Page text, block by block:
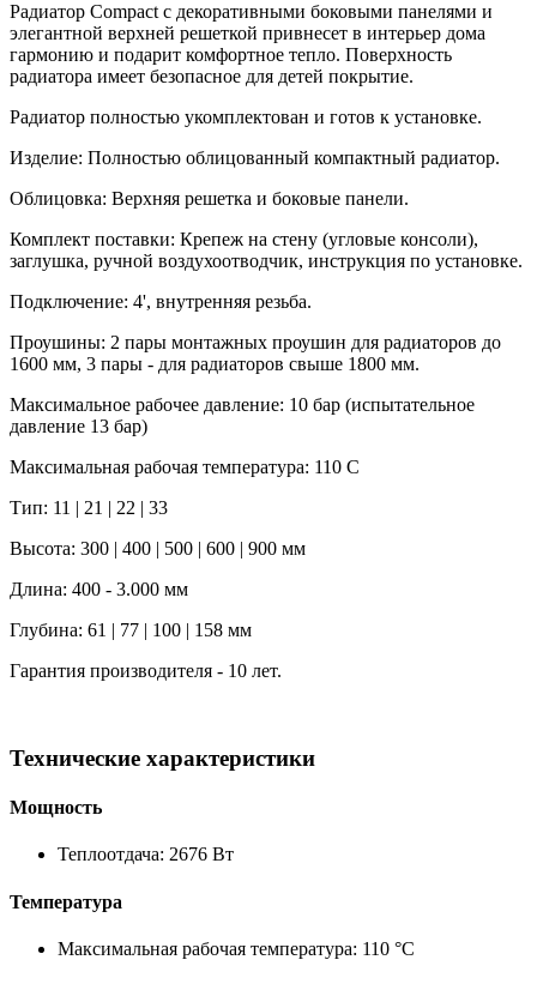
Радиатор Compact с декоративными боковыми панелями и
элегантной верхней решеткой привнесет в интерьер дома
гармонию и подарит комфортное тепло. Поверхность
радиатора имеет безопасное для детей покрытие.
Радиатор полностью укомплектован и готов к установке.
Изделие: Полностью облицованный компактный радиатор.
Облицовка: Верхняя решетка и боковые панели.
Комплект поставки: Крепеж на стену (угловые консоли),
заглушка, ручной воздухоотводчик, инструкция по установке.
Подключение: 4', внутренняя резьба.
Проушины: 2 пары монтажных проушин для радиаторов до
1600 мм, 3 пары - для радиаторов свыше 1800 мм.
Максимальное рабочее давление: 10 бар (испытательное
давление 13 бар)
Максимальная рабочая температура: 110 C
Тип: 11 | 21 | 22 | 33
Высота: 300 | 400 | 500 | 600 | 900 мм
Длина: 400 - 3.000 мм
Глубина: 61 | 77 | 100 | 158 мм
Гарантия производителя - 10 лет.
Технические характеристики
Мощность
Теплоотдача: 2676 Вт
Температура
Максимальная рабочая температура: 110 °C